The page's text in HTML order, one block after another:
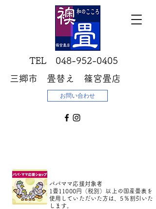
​TEL 048-952-0405
三郷市 畳替え 篠宮畳店
お問い合わせ
パパママ応援対象者
1畳11000円（税別）以上の国産畳表を
使用していただいた方は、5％割引いた
します。